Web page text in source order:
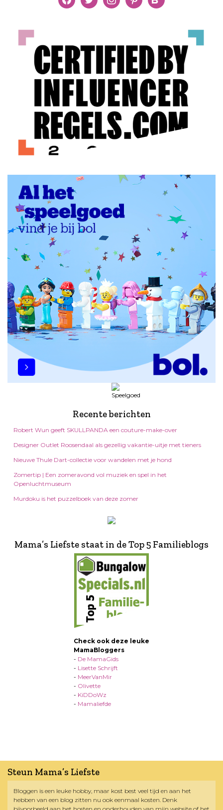
Recente berichten
Robert Wun geeft SKULLPANDA een couture-make-over
Designer Outlet Roosendaal als gezellig vakantie-uitje met tieners
Nieuwe Thule Dart-collectie voor wandelen met je hond
Zomertip | Een zomeravond vol muziek en spel in het
Openluchtmuseum
Murdoku is het puzzelboek van deze zomer
Mama’s Liefste staat in de Top 5 Familieblogs
Check ook deze leuke
MamaBloggers
- De MamaGids
- Lisette Schrijft
- MeerVanMir
- Olivette
- KiDDoWz
- Mamaliefde
Steun Mama’s Liefste
Bloggen is een leuke hobby, maar kost best veel tijd en aan het
hebben van een blog zitten nu ook eenmaal kosten. Denk